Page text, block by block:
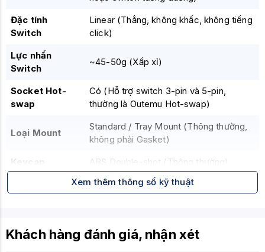
Đặc tính
Switch
Linear (Thẳng, không khấc, không tiếng
click)
Lực nhấn
Switch
~45-50g (Xấp xỉ)
Socket Hot-
swap
Có (Hỗ trợ switch 3-pin và 5-pin,
thường là Outemu Hot-swap)
Loại Mount
Standard / Tray Mount (Thông thường,
không phải Gasket)
Keycap
ABS Double-shot (Thông thường)
RGB (Tùy chỉnh hiệu ứng)
Tính năng nổi
bật
Layout 65% nhỏ gọn
Switch Linear mượt mà
Xem thêm thông số kỹ thuật
Khách hàng đánh giá, nhận xét